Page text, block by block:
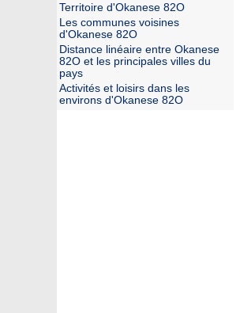
Territoire d'Okanese 82O
Les communes voisines
d'Okanese 82O
Distance linéaire entre Okanese
82O et les principales villes du
pays
Activités et loisirs dans les
environs d'Okanese 82O